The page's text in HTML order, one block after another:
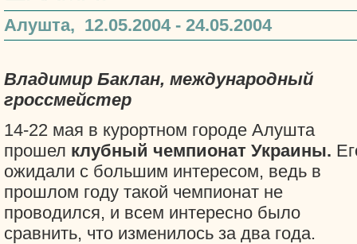
Алушта, 12.05.2004 - 24.05.2004
Владимир Баклан, международный
гроссмейстер
14-22 мая в курортном городе Алушта
прошел клубный чемпионат Украины.
ожидали с большим интересом, ведь в
прошлом году такой чемпионат не
проводился, и всем интересно было
сравнить, что изменилось за два года.